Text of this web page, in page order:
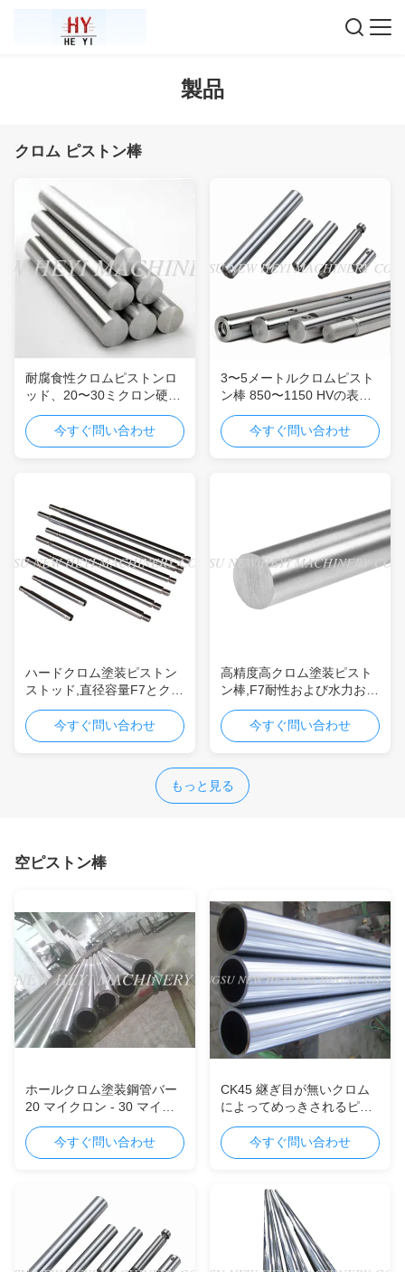
製品
クロム ピストン棒
耐腐食性クロムピストンロ
ッド、20〜30ミクロン硬質
クロム厚、油圧シリンダー
用3〜5メートルの長さ
今すぐ問い合わせ
3〜5メートルクロムピスト
ン棒 850〜1150 HVの表面
硬さと20〜30マイクロンの
硬いクロム厚さ
今すぐ問い合わせ
ハードクロム塗装ピストン
ストッド,直径容量F7とクロ
ム厚さ20-30ミクロン
今すぐ問い合わせ
高精度高クロム塗装ピスト
ン棒,F7耐性および水力およ
び空気力システムに対する
耐腐蝕性今すぐ問い合わせ
もっと見る
空ピストン棒
ホールクロム塗装鋼管バー
20 マイクロン - 30 マイク
ロン高出力
今すぐ問い合わせ
CK45 継ぎ目が無いクロム
によってめっきされるピス
トン棒懸命に水圧シリンダ
のために今すぐ問い合わせ